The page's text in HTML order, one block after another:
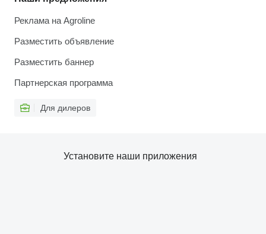
Реклама на Agroline
Разместить объявление
Разместить баннер
Партнерская программа
Для дилеров
Установите наши приложения